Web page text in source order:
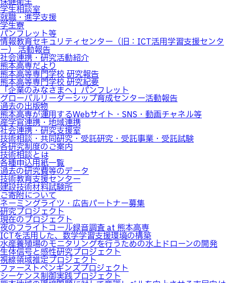
学生相談室
就職・進学支援
学生寮
パンフレット等
情報教育セキュリティセンター（旧：ICT活用学習支援センタ
ー） 活動報告
社会連携・研究活動紹介
熊本高専だより
熊本高等専門学校 研究報告
熊本高等専門学校 研究紀要
「企業のみなさまへ」パンフレット
グローバルリーダーシップ育成センター活動報告
過去の出版物
熊本高専が運用するWebサイト・SNS・動画チャネル等
産学官連携・地域連携
社会連携・研究支援室
技術相談・共同研究・受託研究・受託事業・受託試験
各研究制度のご案内
技術相談とは
各種申込用紙一覧
過去の研究費等のデータ
技術教育支援センター
建設技術材料試験所
ご寄附について
ネーミングライツ・広告パートナー募集
研究プロジェクト
現在のプロジェクト
夜のフライトコール録音調査 at 熊本高専
ICTを活用した、数学学習支援環境の構築
水産養殖場のモニタリングを行うための水上ドローンの開発
生体信号と感性研究プロジェクト
視線領域推定プロジェクト
ファーストペンギンズプロジェクト
シーケンス制御実践プロジェクト